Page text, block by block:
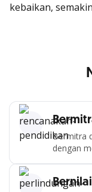
kebaikan,
Bermitra
dengan